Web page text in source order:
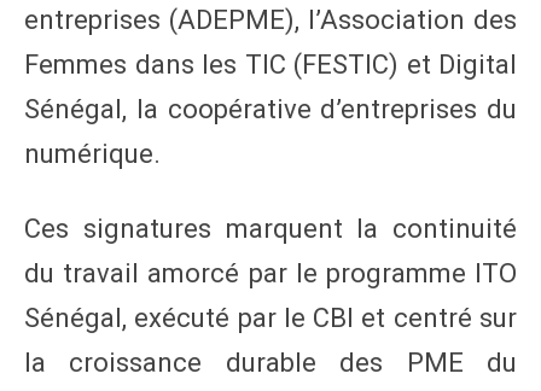
entreprises (ADEPME), l’Association des
Femmes dans les TIC (FESTIC) et Digital
Sénégal, la coopérative d’entreprises du
numérique.
Ces signatures marquent la continuité
du travail amorcé par le programme ITO
Sénégal, exécuté par le CBI et centré sur
la croissance durable des PME du